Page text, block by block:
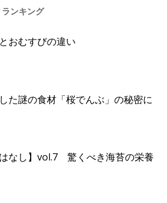
ンキング
おむすびの違い
た謎の食材「桜でんぶ」の秘密に
はなし】vol.7 驚くべき海苔の栄養